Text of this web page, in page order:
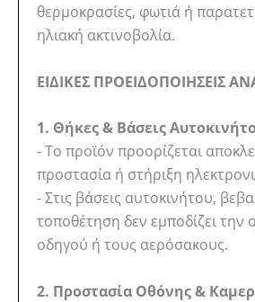
θερμοκρασίες, φωτιά ή
ηλιακή ακτινοβολία.
ΕΙΔΙΚΕΣ ΠΡΟΕΙΔΟΠΟΙΗΣΕΙΣ
1. Θήκες & Βάσεις
- Το προϊόν προορίζεται
προστασία ή στήριξη
- Στις βάσεις αυτοκινήτου,
τοποθέτηση δεν εμποδίζει την
οδηγού ή τους αερόσακους.
2. Προστασία Οθόνης &